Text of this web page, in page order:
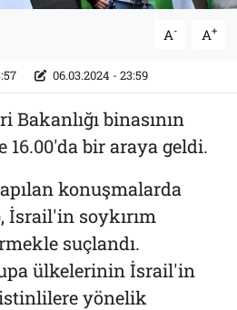
A- A+
06.03.2024 - 23:59
Bakanlığı binasının
16.00'da bir araya geldi.
konuşmalarda
İsrail'in soykırım
suçlandı.
ülkelerinin İsrail'in
yönelik